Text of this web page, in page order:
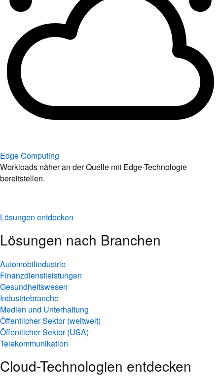
Edge Computing
Workloads näher an der Quelle mit Edge-Technologie
bereitstellen.
Lösungen entdecken
Lösungen nach Branchen
Automobilindustrie
Finanzdienstleistungen
Gesundheitswesen
Industriebranche
Medien und Unterhaltung
Öffentlicher Sektor (weltweit)
Öffentlicher Sektor (USA)
Telekommunikation
Cloud-Technologien entdecken